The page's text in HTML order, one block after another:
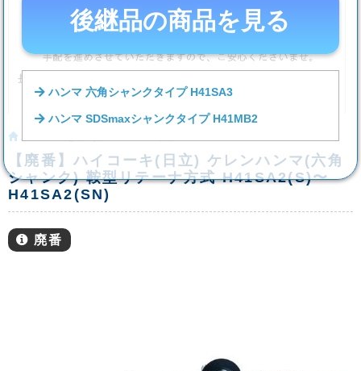
ホーム
【廃番】ハイコーキ(日立) ケレンハンマ(六角
シャンク) 鞍型リテーナ方式 H41SA2(S)〜
H41SA2(SN)
廃番
後継品の商品を見る
ハンマ 六角シャンクタイプ H41SA3
ハンマ SDSmaxシャンクタイプ H41MB2